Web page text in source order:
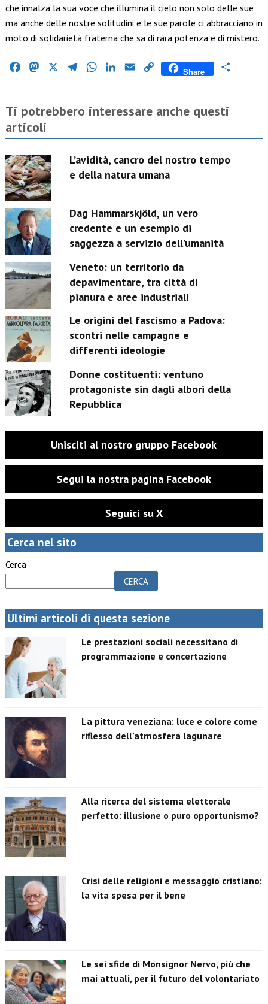
che innalza la sua voce che illumina il cielo non solo delle sue
ma anche delle nostre solitudini e le sue parole ci abbracciano in
moto di solidarietà fraterna che sa di rara potenza e di mistero.
FacebookMastodon TelegramWhatsAppLinkedIn
Email Copy
Share
Ti potrebbero interessare anche questi
articoli
L’avidità, cancro del nostro tempo
e della natura umana
Dag Hammarskjöld, un vero
credente e un esempio di
saggezza a servizio dell’umanità
Veneto: un territorio da
depavimentare, tra città di
pianura e aree industriali
Le origini del fascismo a Padova:
scontri nelle campagne e
differenti ideologie
Donne costituenti: ventuno
protagoniste sin dagli albori della
Repubblica
Unisciti al nostro gruppo Facebook
Segui la nostra pagina Facebook
Seguici su X
Cerca nel sito
Cerca
CERCA
Ultimi articoli di questa sezione
Le prestazioni sociali necessitano di
programmazione e concertazione
La pittura veneziana: luce e colore come
riflesso dell’atmosfera lagunare
Alla ricerca del sistema elettorale
perfetto: illusione o puro opportunismo?
Crisi delle religioni e messaggio cristiano:
la vita spesa per il bene
Le sei sfide di Monsignor Nervo, più che
mai attuali, per il futuro del volontariato